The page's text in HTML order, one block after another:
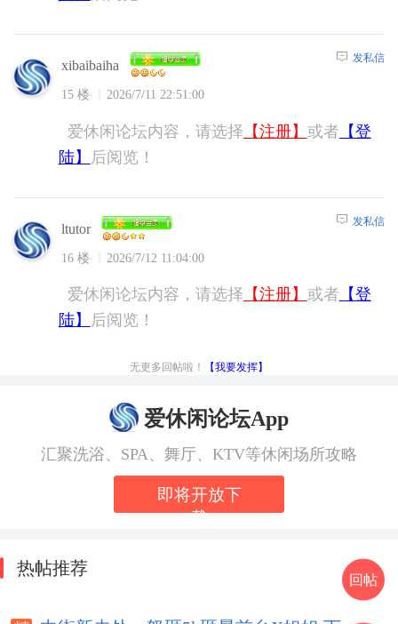
xibaibaiha
15 楼 2026/7/11 22:51:00
发私信
爱休闲论坛内容，请选择 【注册】 或者 【登
陆】
后阅览！
ltutor
16 楼 2026/7/12 11:04:00
发私信
爱休闲论坛内容，请选择 【注册】 或者 【登
陆】
后阅览！
无更多回帖啦！ 【我要发挥】
爱休闲论坛App
汇聚洗浴、SPA、舞厅、KTV等休闲场所攻略
即将开放下
载
热帖推荐
回帖